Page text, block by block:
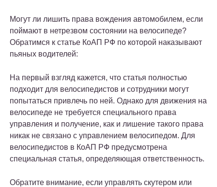
Могут ли лишить права вождения автомобилем, если
поймают в нетрезвом состоянии на велосипеде?
Обратимся к статье КоАП РФ по которой наказывают
пьяных водителей:
На первый взгляд кажется, что статья полностью
подходит для велосипедистов и сотрудники могут
попытаться привлечь по ней. Однако для движения на
велосипеде не требуется специального права
управления и получение, как и лишение такого права
никак не связано с управлением велосипедом. Для
велосипедистов в КоАП РФ предусмотрена
специальная статья, определяющая ответственность.
Обратите внимание, если управлять скутером или